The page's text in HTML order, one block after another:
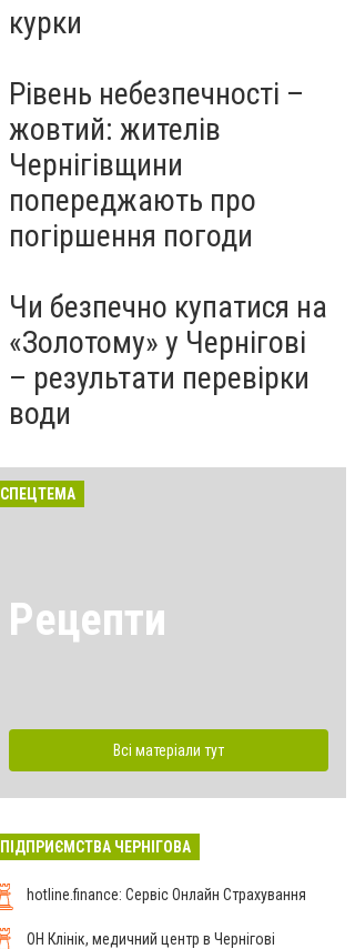
курки
Рівень небезпечності –
жовтий: жителів
Чернігівщини
попереджають про
погіршення погоди
Чи безпечно купатися на
«Золотому» у Чернігові
– результати перевірки
води
СПЕЦТЕМА
Рецепти
Всі матеріали тут
ПІДПРИЄМСТВА ЧЕРНІГОВА
hotline.finance: Сервіс Онлайн Страхування
ОН Клінік, медичний центр в Чернігові